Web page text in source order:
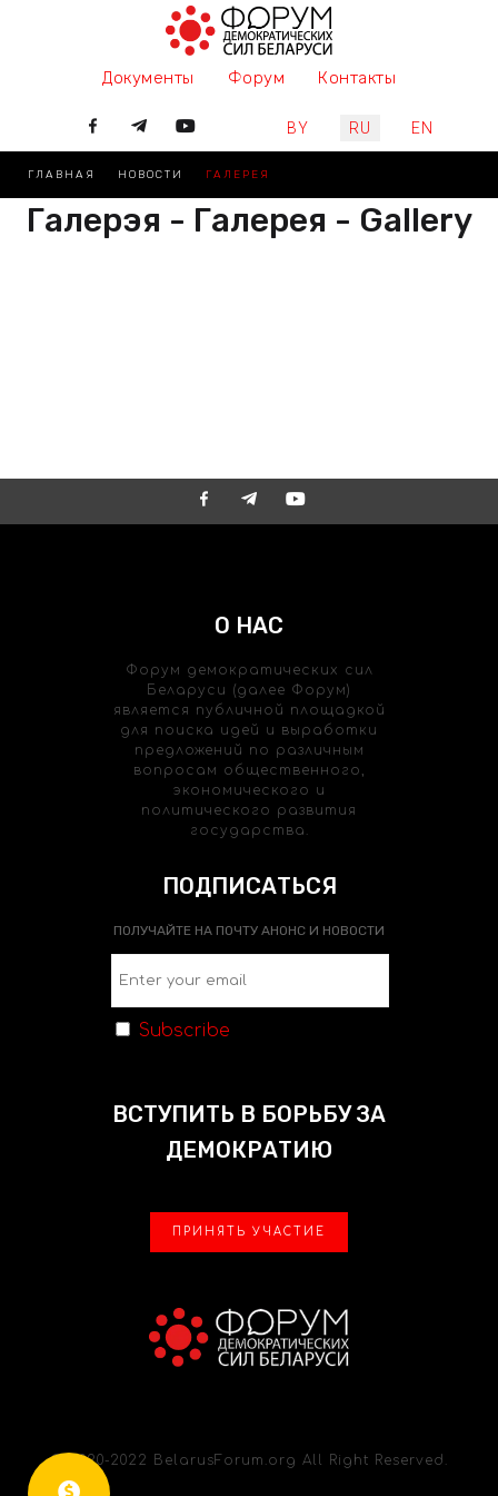
Документы Форум Контакты
Выберите язык
BY RU EN
ГЛАВНАЯ НОВОСТИ ГАЛЕРЕЯ
Галерэя - Галерея - Gallery
О НАС
Форум демократических сил
Беларуси (далее Форум)
является публичной площадкой
для поиска идей и выработки
предложений по различным
вопросам общественного,
экономического и
политического развития
государства.
ПОДПИСАТЬСЯ
ПОЛУЧАЙТЕ НА ПОЧТУ АНОНС И НОВОСТИ
Subscribe
ВСТУПИТЬ В БОРЬБУ ЗА
ДЕМОКРАТИЮ
ПРИНЯТЬ УЧАСТИЕ
© 2020-2022 BelarusForum.org All Right Reserved.